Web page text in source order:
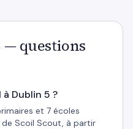
— questions
Dublin 5 ?
et 7 écoles
Scoil Scout, à partir